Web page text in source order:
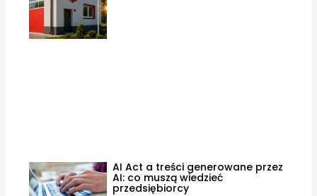
AI Act a treści generowane przez
AI: co muszą wiedzieć
przedsiębiorcy